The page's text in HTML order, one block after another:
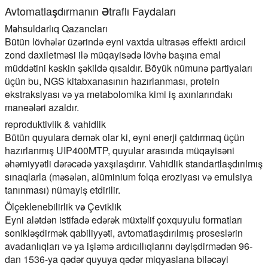
Avtomatlaşdırmanın Ətraflı Faydaları
Məhsuldarlıq Qazancları
Bütün lövhələr üzərində eyni vaxtda ultrasəs effekti ardıcıl
zond daxiletməsi ilə müqayisədə lövhə başına emal
müddətini kəskin şəkildə qısaldır. Böyük nümunə partiyaları
üçün bu, NGS kitabxanasının hazırlanması, protein
ekstraksiyası və ya metabolomika kimi iş axınlarındakı
maneələri azaldır.
reproduktivlik & vahidlik
Bütün quyulara demək olar ki, eyni enerji çatdırmaq üçün
hazırlanmış UIP400MTP, quyular arasında müqayisəni
əhəmiyyətli dərəcədə yaxşılaşdırır. Vahidlik standartlaşdırılmış
sınaqlarla (məsələn, alüminium folqa eroziyası və emulsiya
tanınması) nümayiş etdirilir.
Ölçeklenebilirlik və Çeviklik
Eyni alətdən istifadə edərək müxtəlif çoxquyulu formatları
sonikləşdirmək qabiliyyəti, avtomatlaşdırılmış proseslərin
avadanlıqları və ya işləmə ardıcıllıqlarını dəyişdirmədən 96-
dan 1536-ya qədər quyuya qədər miqyaslana biləcəyi